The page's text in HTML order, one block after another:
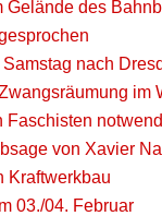
Gelände des
nach
im
Faschisten
von Xavier
Kraftwerkbau
03./04. Februar